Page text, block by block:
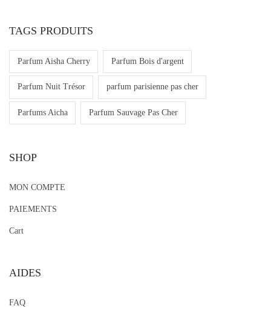
TAGS PRODUITS
Parfum Aisha Cherry Parfum Bois d'argent
Parfum Nuit Trésor parfum parisienne pas cher
Parfums Aicha Parfum Sauvage Pas Cher
SHOP
MON COMPTE
PAIEMENTS
Cart
AIDES
FAQ